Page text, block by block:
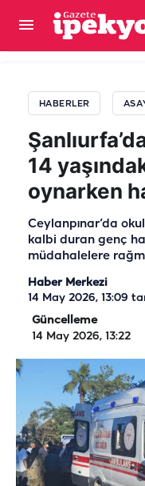
HABERLER
14
oynarken
Ceylanpınar’da
kalbi duran genç
müdahalelere
Haber Merkezi
14 May 2026, 13:09
Güncelleme
14 May 2026, 13:22
Şanlıurfa’da